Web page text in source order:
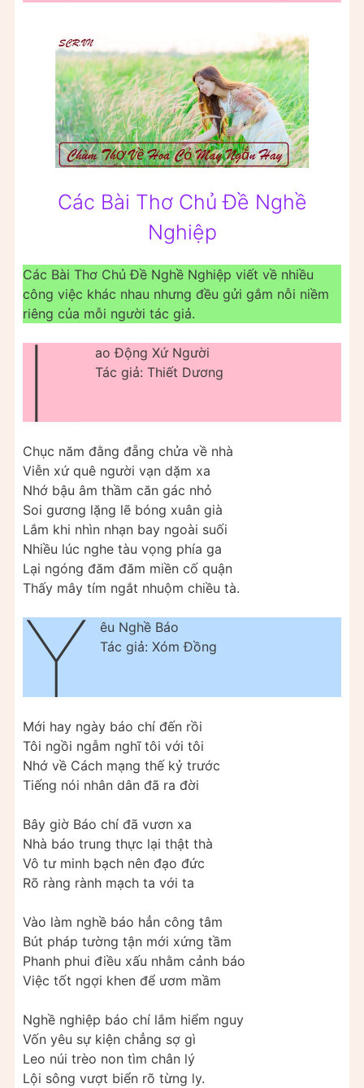
Các Bài Thơ Chủ Đề Nghề
Nghiệp
Các Bài Thơ Chủ Đề Nghề Nghiệp viết về nhiều
công việc khác nhau nhưng đều gửi gắm nỗi niềm
riêng của mỗi người tác giả.
L
ao Động Xứ Người
Tác giả: Thiết Dương
Chục năm đằng đẵng chửa về nhà
Viễn xứ quê người vạn dặm xa
Nhớ bậu âm thầm căn gác nhỏ
Soi gương lặng lẽ bóng xuân già
Lắm khi nhìn nhạn bay ngoài suối
Nhiều lúc nghe tàu vọng phía ga
Lại ngóng đăm đăm miền cố quận
Thấy mây tím ngắt nhuộm chiều tà.
Y
êu Nghề Báo
Tác giả: Xóm Đồng
Mới hay ngày báo chí đến rồi
Tôi ngồi ngẫm nghĩ tôi với tôi
Nhớ về Cách mạng thế kỷ trước
Tiếng nói nhân dân đã ra đời
Bây giờ Báo chí đã vươn xa
Nhà báo trung thực lại thật thà
Vô tư minh bạch nên đạo đức
Rõ ràng rành mạch ta với ta
Vào làm nghề báo hẳn công tâm
Bút pháp tường tận mới xứng tầm
Phanh phui điều xấu nhằm cảnh báo
Việc tốt ngợi khen để ươm mầm
Nghề nghiệp báo chí lắm hiểm nguy
Vốn yêu sự kiện chẳng sợ gì
Leo núi trèo non tìm chân lý
Lội sông vượt biển rõ từng ly.